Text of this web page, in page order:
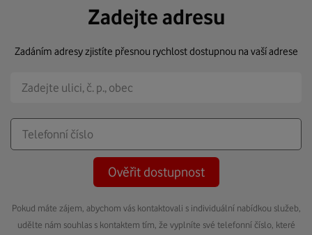
Zadejte adresu
Zadáním adresy zjistíte přesnou rychlost dostupnou na vaší adrese
Ověřit dostupnost
Pokud máte zájem, abychom vás kontaktovali s individuální nabídkou služeb,
udělte nám souhlas s kontaktem tím, že vyplníte své telefonní číslo, které